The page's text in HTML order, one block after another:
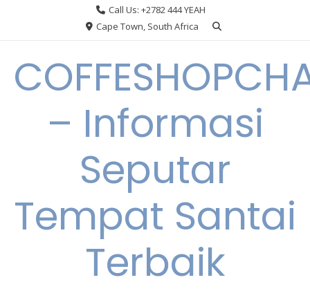
Call Us: +2782 444 YEAH
Cape Town, South Africa
– Informasi
Seputar
Tempat Santai
Terbaik